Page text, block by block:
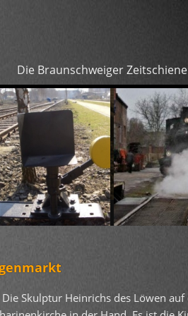
Das
weiter
Skulptur Heinrichs des Löwen
Die Braunschweiger Zeitschiene